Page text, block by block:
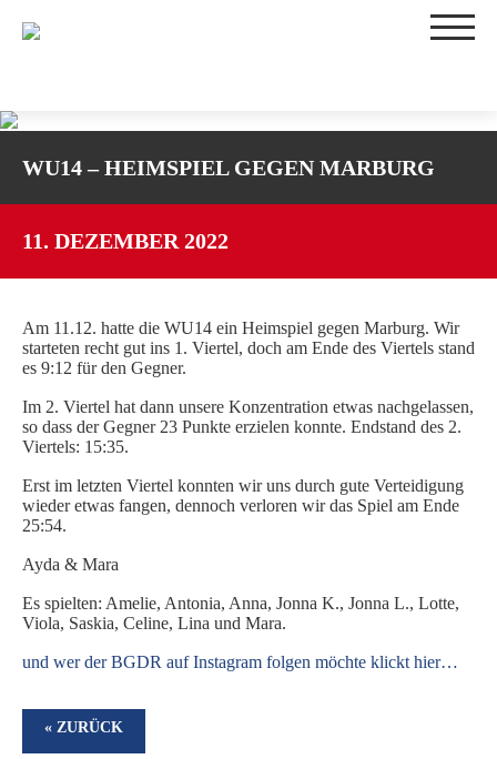
TEAMS
1. DAMEN
2. DAMEN
3. DAMEN
WU14-1
WU14-2
WU10
TRAININGSZEITEN
SPIELBETRIEB
SPIELPLÄNE UND ERGEBNISSE
BGDR-INSIDE
WER WIR SIND…
TRAINER*INNEN
ORTHOPÄDISCHES TEAM
WU14 – HEIMSPIEL GEGEN MARBURG
11. DEZEMBER 2022
Am 11.12. hatte die WU14 ein Heimspiel gegen Marburg. Wir
starteten recht gut ins 1. Viertel, doch am Ende des Viertels stand
es 9:12 für den Gegner.
Im 2. Viertel hat dann unsere Konzentration etwas nachgelassen,
so dass der Gegner 23 Punkte erzielen konnte. Endstand des 2.
Viertels: 15:35.
Erst im letzten Viertel konnten wir uns durch gute Verteidigung
wieder etwas fangen, dennoch verloren wir das Spiel am Ende
25:54.
Ayda & Mara
Es spielten: Amelie, Antonia, Anna, Jonna K., Jonna L., Lotte,
Viola, Saskia, Celine, Lina und Mara.
und wer der BGDR auf Instagram folgen möchte klickt hier…
« ZURÜCK